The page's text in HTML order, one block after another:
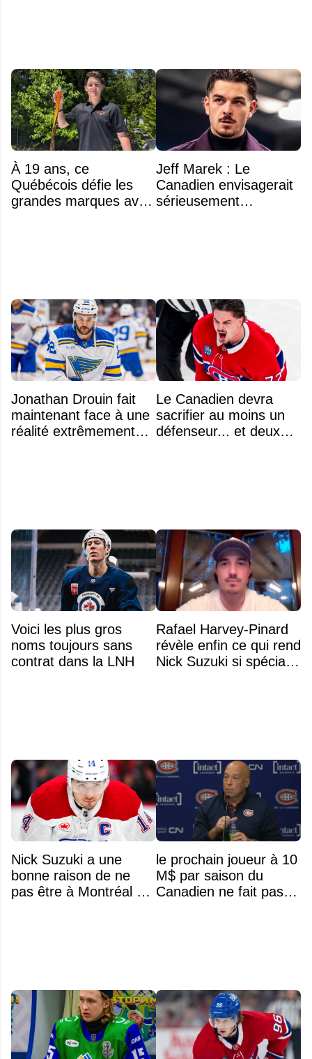
À 19 ans, ce
Québécois défie les
grandes marques avec
Jeff Marek : Le
Canadien envisagerait
sérieusement
Jonathan Drouin fait
maintenant face à une
réalité extrêmement
Le Canadien devra
sacrifier au moins un
défenseur... et deux
Voici les plus gros
noms toujours sans
contrat dans la LNH
Rafael Harvey-Pinard
révèle enfin ce qui rend
Nick Suzuki si spécial
Nick Suzuki a une
bonne raison de ne
pas être à Montréal cet
le prochain joueur à 10
M$ par saison du
Canadien ne fait pas